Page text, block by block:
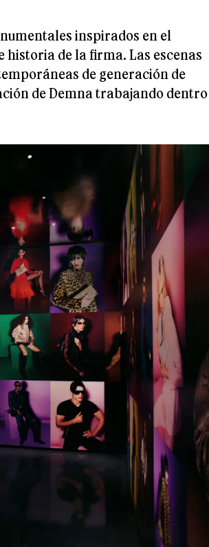
inspirados en el
de la firma. Las escenas
de generación de
de Demna trabajando dentro